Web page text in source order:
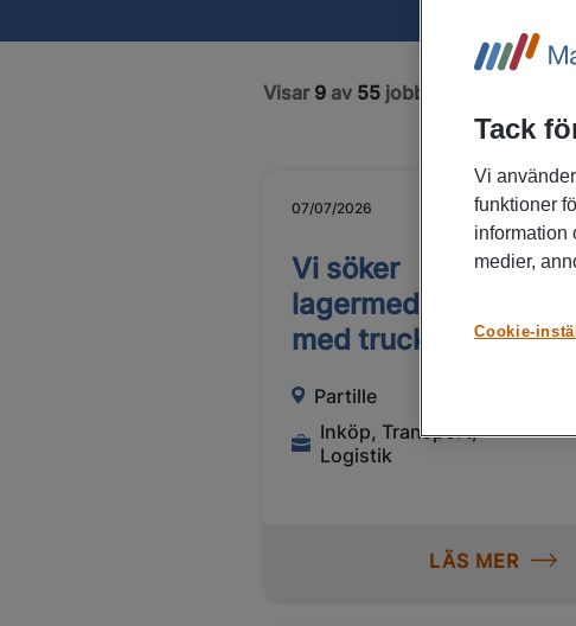
Visar 9 av 55 jobb
07/07/2026
Vi söker
lagermedarbetare
med truckvana!
Partille
Inköp, Transport,
Logistik
LÄS MER
Tack
Vi
funktioner
information
medier,
Cookie-